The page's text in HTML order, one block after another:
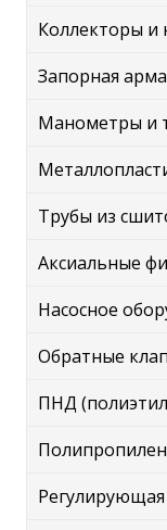
Коллекторы
Запорная
Манометры и
Трубы из
Аксиальные
Насосное
Обратные
ПНД